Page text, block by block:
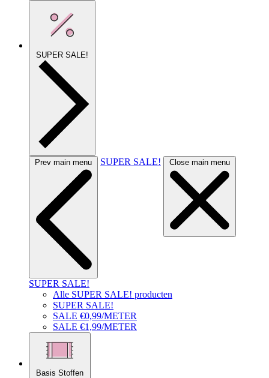
SUPER SALE!
Prev main menu SUPER SALE! Close main menu
SUPER SALE!
Alle SUPER SALE! producten
SUPER SALE!
SALE €0,99/METER
SALE €1,99/METER
Basis Stoffen